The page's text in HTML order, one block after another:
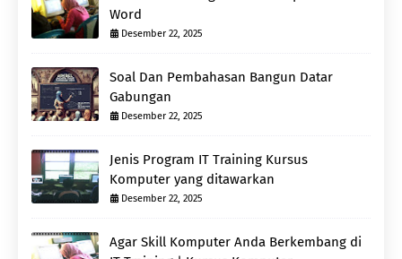
Word
Desember 22, 2025
Soal Dan Pembahasan Bangun Datar
Gabungan
Desember 22, 2025
Jenis Program IT Training Kursus
Komputer yang ditawarkan
Desember 22, 2025
Agar Skill Komputer Anda Berkembang di